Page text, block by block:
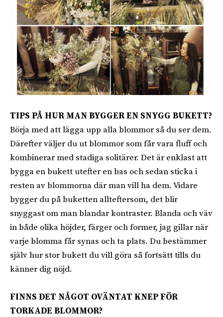
TIPS PÅ HUR MAN BYGGER EN SNYGG BUKETT?
Börja med att lägga upp alla blommor så du ser dem.
Därefter väljer du ut blommor som får vara fluff och
kombinerar med stadiga solitärer. Det är enklast att
bygga en bukett utefter en bas och sedan sticka i
resten av blommorna där man vill ha dem. Vidare
bygger du på buketten allteftersom, det blir
snyggast om man blandar kontraster. Blanda och väv
in både olika höjder, färger och former, jag gillar när
varje blomma får synas och ta plats. Du bestämmer
själv hur stor bukett du vill göra så fortsätt tills du
känner dig nöjd.
FINNS DET NÅGOT OVÄNTAT KNEP FÖR
TORKADE BLOMMOR?